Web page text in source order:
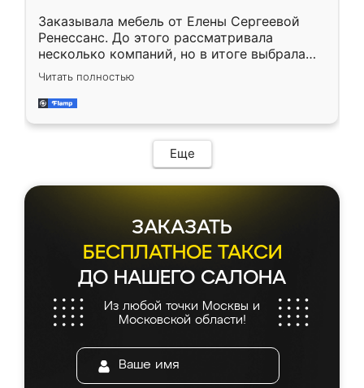
Заказывала мебель от Елены Сергеевой
Ренессанс. До этого рассматривала
несколько компаний, но в итоге выбрала
эту. Сначала обговорили условия, потом
приехал замерщик, всё спокойно объяснил
и снял размеры. Изготовили в срок, с
мебель сразу встала на свое место без
каких-либо доработок. Качеством осталась
довольна, все выглядит так, как и ожидала.
Читать полностью
Еще
ЗАКАЗАТЬ
БЕСПЛАТНОЕ ТАКСИ
ДО НАШЕГО САЛОНА
Из любой точки Москвы и
Московской области!